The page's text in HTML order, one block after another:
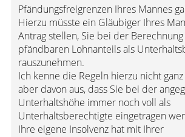
Pfändungsfreigrenzen Ihres Mannes
Hierzu müsste ein Gläubiger Ihres
Antrag stellen, Sie bei der
pfändbaren Lohnanteils als
rauszunehmen.
Ich kenne die Regeln hierzu nicht ganz
aber davon aus, dass Sie bei der
Unterhaltshöhe immer noch voll als
Unterhaltsberechtigte eingetragen
Ihre eigene Insolvenz hat mit Ihrer